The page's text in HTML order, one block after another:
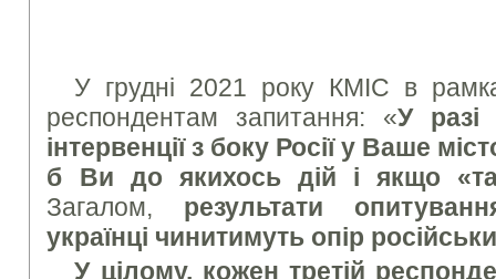
У грудні 2021 року КМІС в
респондентам запитання: «У разі
інтервенції з боку Росії у Ваше
б Ви до якихось дій і якщо
Загалом, результати
українці чинитимуть опір
У цілому, кожен третій